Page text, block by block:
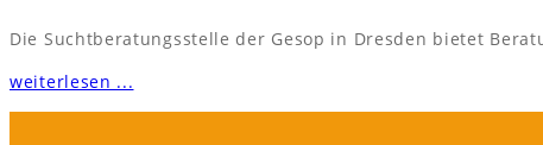
Die Suchtberatungsstelle der Gesop in Dresden bietet
weiterlesen ...